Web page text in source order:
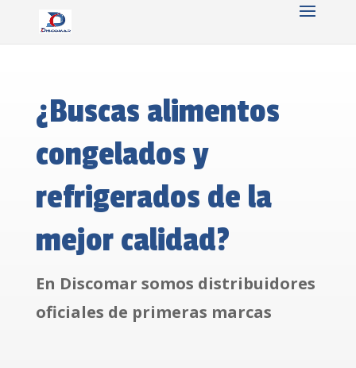
¿Buscas alimentos
congelados y
refrigerados de la
mejor calidad?
En Discomar somos distribuidores
oficiales de primeras marcas